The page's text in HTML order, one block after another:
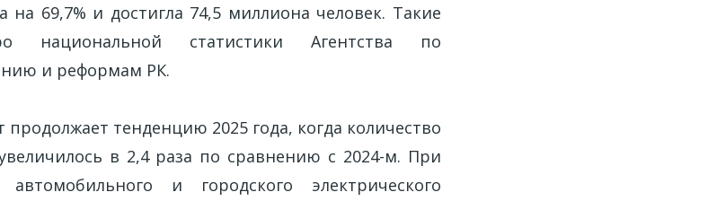
на 69,7% и достигла 74,5 миллиона человек. Такие
национальной статистики Агентства по
и реформам РК.
тенденцию 2025 года, когда количество
в 2,4 раза по сравнению с 2024-м. При
и городского электрического